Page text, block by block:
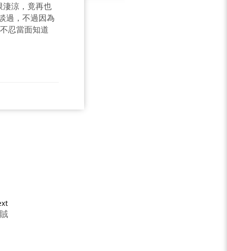
淒涼，竟再也
過，不過因為
忍當面知道